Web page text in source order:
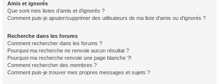
Amis et ignorés
Que sont mes listes d’amis et d’ignorés ?
Comment puis-je ajouter/supprimer des utilisateurs de ma liste d’amis ou d’ignorés ?
Recherche dans les forums
Comment rechercher dans les forums ?
Pourquoi ma recherche ne renvoie aucun résultat ?
Pourquoi ma recherche renvoie une page blanche ?!
Comment rechercher des membres ?
Comment puis-je trouver mes propres messages et sujets ?